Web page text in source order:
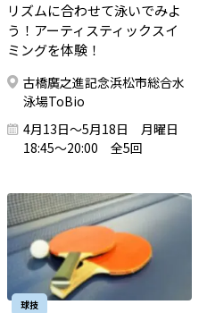
リズムに合わせて泳いでみよ
う！アーティスティックスイ
ミングを体験！
古橋廣之進記念浜松市総合水
泳場ToBio
4月13日～5月18日 月曜日
18:45～20:00 全5回
球技